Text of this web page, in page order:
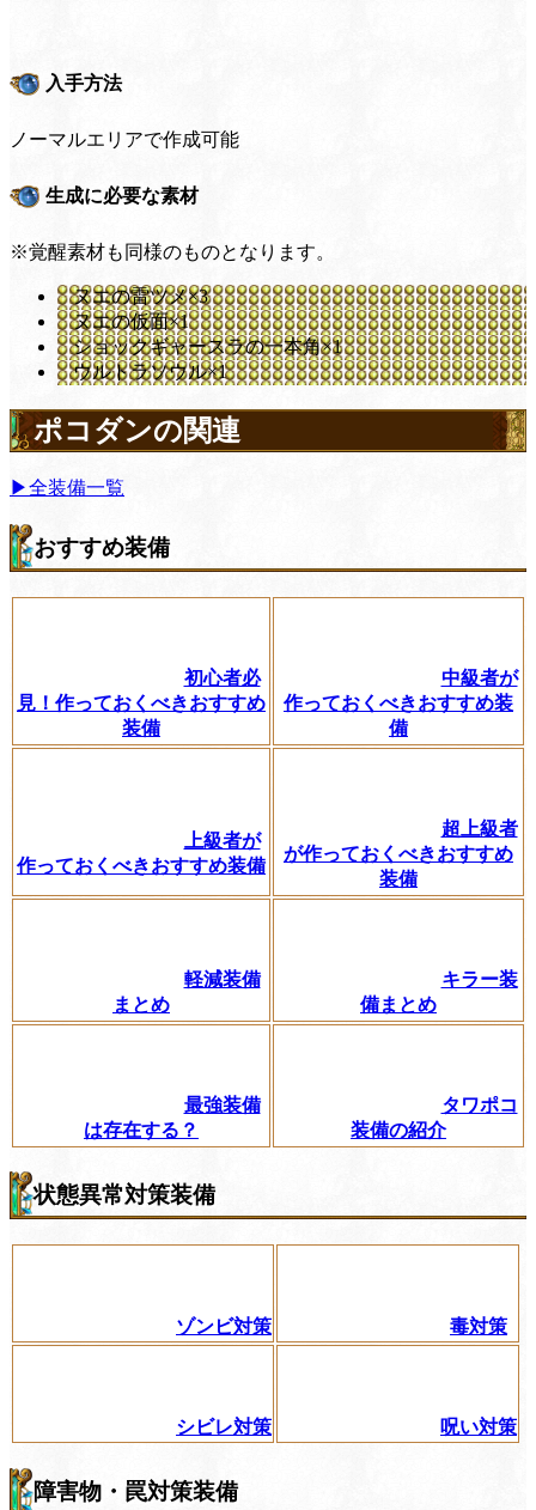
入手方法
ノーマルエリアで作成可能
生成に必要な素材
※覚醒素材も同様のものとなります。
ヌエの雷ツメ×3
ヌエの仮面×1
ショックギャースラの一本角×1
ウルトラソウル×1
ポコダンの関連
▶全装備一覧
おすすめ装備
初心者必
見！作っておくべきおすすめ
装備
中級者が
作っておくべきおすすめ装
備
上級者が
作っておくべきおすすめ装備
超上級者
が作っておくべきおすすめ
装備
軽減装備
まとめ
キラー装
備まとめ
最強装備
は存在する？
タワポコ
装備の紹介
状態異常対策装備
ゾンビ対策 毒対策
シビレ対策 呪い対策
障害物・罠対策装備